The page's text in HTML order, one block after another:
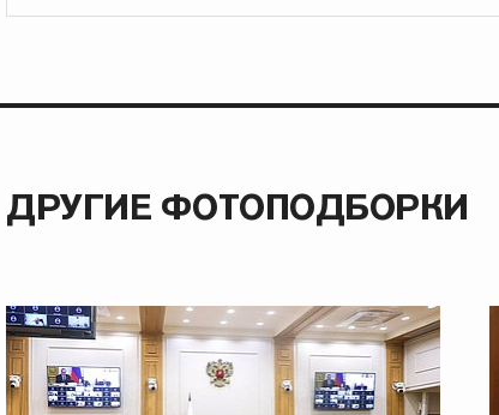
ДРУГИЕ ФОТОПОДБОРКИ